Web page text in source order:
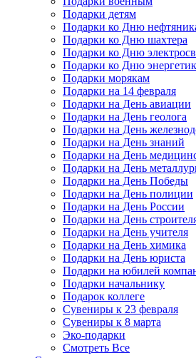
Подарки детям
Подарки ко Дню
Подарки ко Дню шахтера
Подарки ко Дню
Подарки ко Дню
Подарки морякам
Подарки на 14 февраля
Подарки на День авиации
Подарки на День геолога
Подарки на День
Подарки на День знаний
Подарки на День
Подарки на День
Подарки на День Победы
Подарки на День полиции
Подарки на День России
Подарки на День
Подарки на День учителя
Подарки на День химика
Подарки на День юриста
Подарки на юбилей
Подарки начальнику
Подарок коллеге
Сувениры к 23 февраля
Сувениры к 8 марта
Эко-подарки
Смотреть Все